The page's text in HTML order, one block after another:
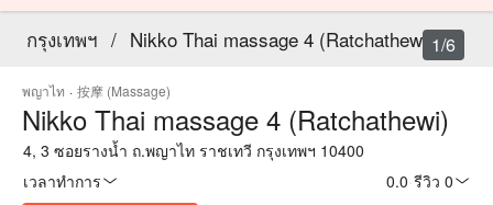
กรุงเทพฯ / Nikko Thai massage 4 (Ratchathewi)
พญาไท · 按摩 (Massage)
Nikko Thai massage 4 (Ratchathewi)
4, 3 ซอยรางน้ำ ถ.พญาไท ราชเทวี กรุงเทพฯ 10400
เวลาทำการ
0.0 รีวิว 0
1/6